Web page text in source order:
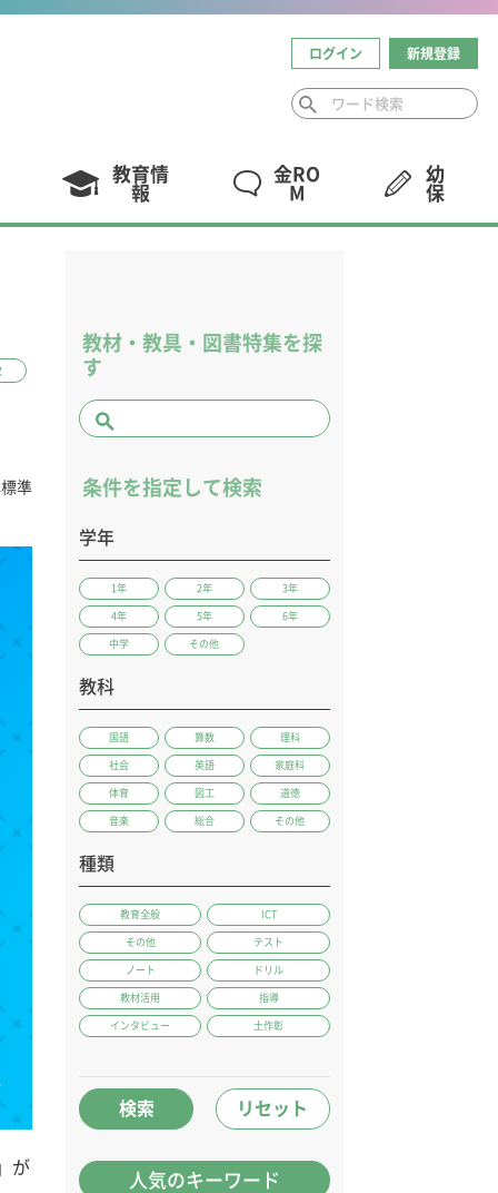
ログイン 新規登録
教育情
報
金RO
M
幼
保
準
が
教材・教具・図書特集を探
す
条件を指定して検索
学年
1年 2年 3年
4年 5年 6年
中学 その他
教科
国語 算数 理科
社会 英語 家庭科
体育 図工 道徳
音楽 総合 その他
種類
教育全般 ICT
その他 テスト
ノート ドリル
教材活用 指導
インタビュー 土作彰
検索 リセット
人気のキーワード